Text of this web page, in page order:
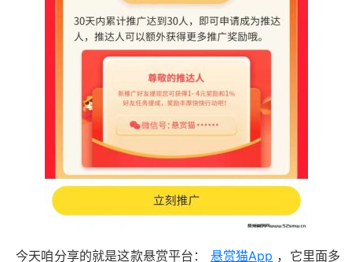
今天咱分享的就是这款悬赏平台： 悬赏猫App ，它里面多